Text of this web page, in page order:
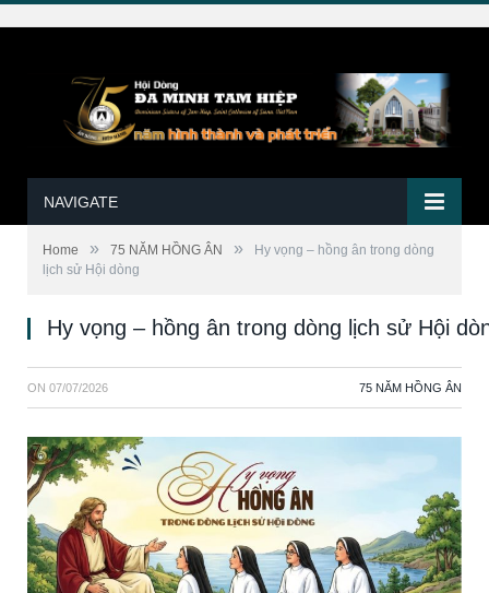
NAVIGATE
Home » 75 NĂM HỒNG ÂN »
Hy vọng – hồng ân trong dòng
lịch sử Hội dòng
Hy vọng – hồng ân trong dòng lịch sử Hội
ON 07/07/2026 75 NĂM HỒNG ÂN